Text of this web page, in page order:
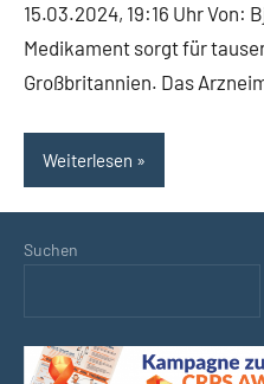
15.03.2024, 19:16 Uhr Von:
Medikament sorgt für
Großbritannien. Das
Weiterlesen
Suchen